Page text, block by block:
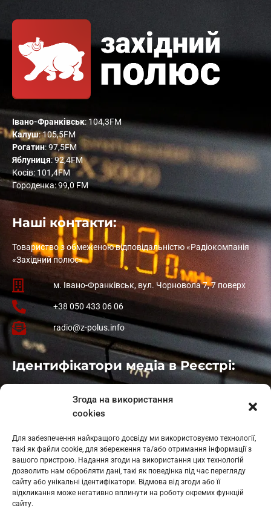
Згода на використання
cookies
Для забезпечення найкращого досвіду ми використовуємо технології,
такі як файли cookie, для збереження та/або отримання інформації з
вашого пристрою. Надання згоди на використання цих технологій
дозволить нам обробляти дані, такі як поведінка під час перегляду
сайту або унікальні ідентифікатори. Відмова від згоди або її
відкликання може негативно вплинути на роботу окремих функцій
сайту.
Івано-Франківськ: 104,3FM
Калуш: 105,5FM
Рогатин: 97,5FM
Яблуниця: 92,4FM
Косів: 101,4FM
Городенка: 99,0 FM
Наші контакти:
Товариство з обмеженою відповідальністю «Радіокомпанія
«Західний полюс»
м. Івано-Франківськ, вул. Чорновола 7, 7 поверх
+38 050 433 06 06
radio@z-polus.info
Ідентифікатори медіа в Реєстрі:
: L11-01410
: L11-01801
Косів: L11-01805
Гарасимів: L11-02274